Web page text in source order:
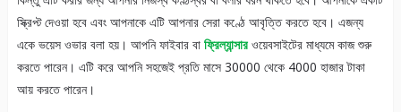
স্ক্রিপ্ট দেওয়া হবে এবং আপনাকে এটি আপনার সেরা কণ্ঠে আবৃত্তি করতে হবে। এজন্য
একে ভয়েস ওভার বলা হয়। আপনি ফাইবার বা ফ্রিল্যান্সার ওয়েবসাইটের মাধ্যমে কাজ শুরু
করতে পারেন। এটি করে আপনি সহজেই প্রতি মাসে 30000 থেকে 4000 হাজার টাকা
আয় করতে পারেন।